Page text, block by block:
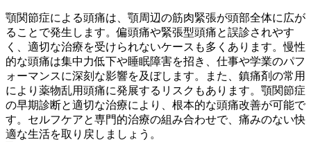
ん
な
義
歯
で
す
か？
顎関節症による頭痛は、顎周辺の筋肉緊張が頭部全体に広が
ることで発生します。偏頭痛や緊張型頭痛と誤診されやす
く、適切な治療を受けられないケースも多くあります。慢性
的な頭痛は集中力低下や睡眠障害を招き、仕事や学業のパフ
ォーマンスに深刻な影響を及ぼします。また、鎮痛剤の常用
により薬物乱用頭痛に発展するリスクもあります。顎関節症
の早期診断と適切な治療により、根本的な頭痛改善が可能で
す。セルフケアと専門的治療の組み合わせで、痛みのない快
適な生活を取り戻しましょう。